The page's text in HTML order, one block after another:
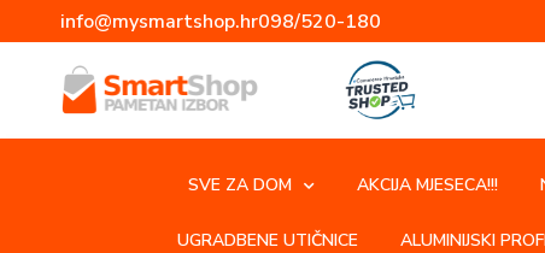
info@mysmartshop.hr098/520-180
SVE ZA DOM AKCIJA MJESECA!!!
UGRADBENE UTIČNICE ALUMINIJSKI